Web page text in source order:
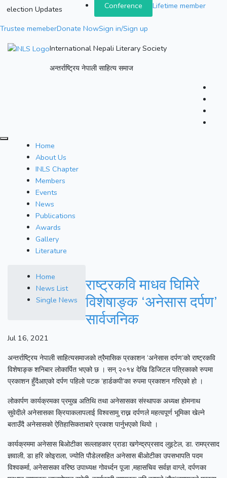
election Updates Conference Lifetime member
Trustee memeberDonate NowSign in/Sign up
International Nepali Literary Society
अन्तर्राष्ट्रिय नेपाली साहित्य समाज
Home
About Us
INLS Chapter
Members
Events
News
Publications
Awards
Gallery
Literature
Home
News List
Single News
राष्ट्रकवि माधव घिमिरे
विशेषाङ्क ‘अनेसास दर्पण’
सार्वजनिक
Jul 16, 2021
अन्तर्राष्ट्रिय नेपाली साहित्यसमाजको त्रैमासिक प्रकाशन ‘अनेसास दर्पण’को राष्ट्रकवि
विशेषाङ्क शनिबार लोकार्पित भएको छ । सन् २०१४ देखि डिजिटल पत्रिकाको रुपमा
प्रकाशन हुँदैआएको दर्पण पहिलो पटक ‘हार्डकपी’का रुपमा प्रकाशन गरिएको हो ।
लोकार्पण कार्यक्रमका प्रमुख अतिथि तथा अनेसासका संस्थापक अध्यक्ष होमनाथ
सुवेदीले अनेसासका क्रियाकलापलाई विश्वसामु राख्न दर्पणले महत्वपूर्ण भूमिका खेल्ने
बताउँदै अनेसासको ऐतिहासिकताबारे प्रकाश पार्नुभएको थियो ।
कार्यक्रममा अनेसास बिओटीका सल्लाहकार प्राडा खगेन्द्रप्रसाद लुइटेल, डा. रामप्रसाद
ज्ञवाली, डा हरि कोइराला, ज्योति पौडेलसहित अनेसास बीओटीका उपसभापति पदम
विश्वकर्मा, अनेसासका वरिष्ठ उपाध्यक्ष गोवर्ध्दन पूजा ,महासचिव सर्वज्ञ वाग्ले, दर्पणका